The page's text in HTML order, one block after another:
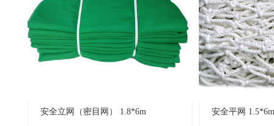
安全立网（密目网） 1.8*6m 安全平网 1.5*6m